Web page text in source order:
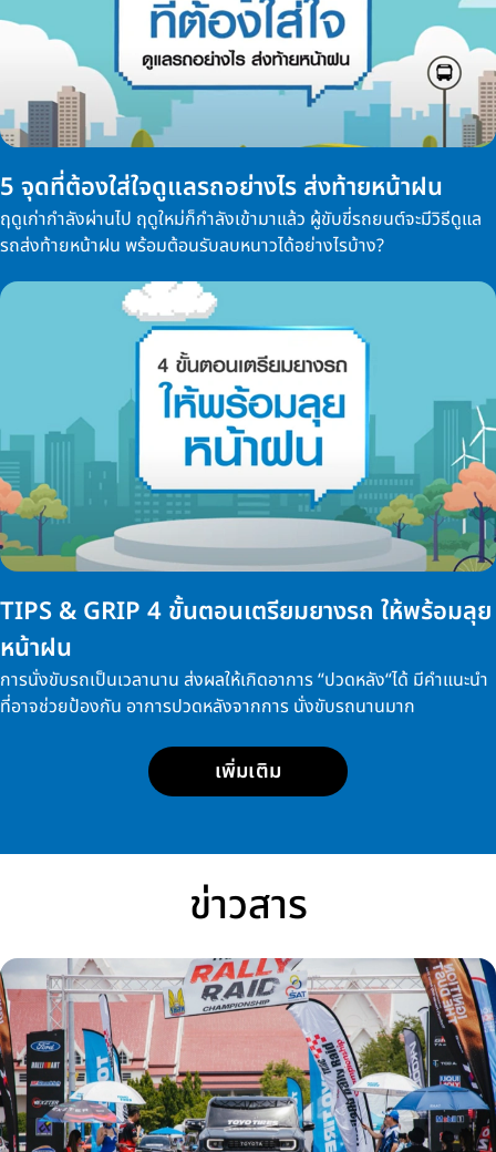
5 จุดที่ต้องใส่ใจดูแลรถอย่างไร ส่งท้ายหน้าฝน
ฤดูเก่ากำลังผ่านไป ฤดูใหม่ก็กำลังเข้ามาแล้ว ผู้ขับขี่รถยนต์จะมีวิธีดูแล
รถส่งท้ายหน้าฝน พร้อมต้อนรับลบหนาวได้อย่างไรบ้าง?
TIPS & GRIP 4 ขั้นตอนเตรียมยางรถ ให้พร้อมลุย
หน้าฝน
การนั่งขับรถเป็นเวลานาน ส่งผลให้เกิดอาการ “ปวดหลัง“ได้ มีคำแนะนำ
ที่อาจช่วยป้องกัน อาการปวดหลังจากการ นั่งขับรถนานมาก
เพิ่มเติม
ข่าวสาร